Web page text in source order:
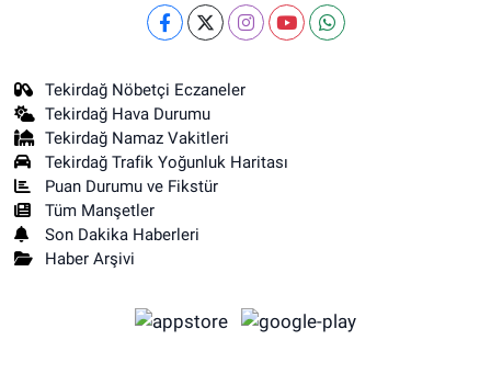
Tekirdağ Nöbetçi Eczaneler
Tekirdağ Hava Durumu
Tekirdağ Namaz Vakitleri
Tekirdağ Trafik Yoğunluk Haritası
Puan Durumu ve Fikstür
Tüm Manşetler
Son Dakika Haberleri
Haber Arşivi